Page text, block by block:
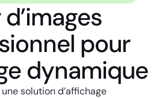
pour
dynamique​
solution d’affichage